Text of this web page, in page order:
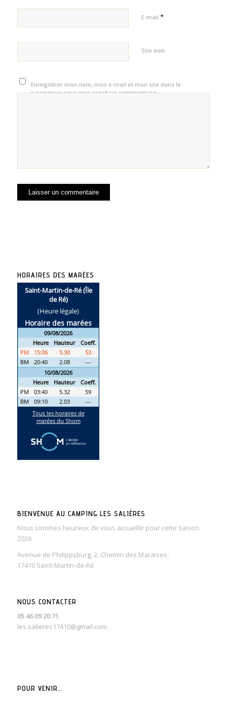
E-mail *
Site web
Enregistrer mon nom, mon e-mail et mon site dans le
navigateur pour mon prochain commentaire.
HORAIRES DES MARÉES
BIENVENUE AU CAMPING LES SALIÈRES
Nous sommes heureux de vous accueillir pour cette saison
2026
Avenue de Philippsburg, 2, Chemin des Maraises,
17410 Saint-Martin-de-Ré
NOUS CONTACTER
05 46 09 20 71
les.salieres17410@gmail.com
POUR VENIR…